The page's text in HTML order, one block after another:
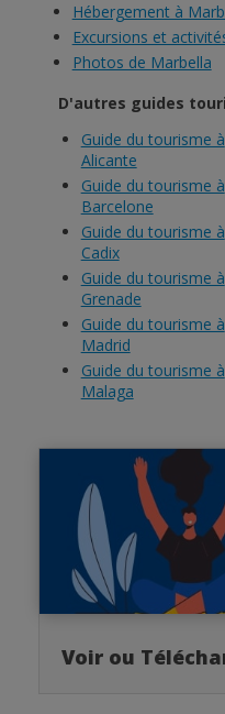
Hébergement à
Excursions et
Photos de Marbella
D'autres guides
Guide du tourisme à
Alicante
Guide du tourisme à
Barcelone
Guide du tourisme à
Cadix
Guide du tourisme à
Grenade
Guide du tourisme à
Madrid
Guide du tourisme à
Malaga
Voir ou